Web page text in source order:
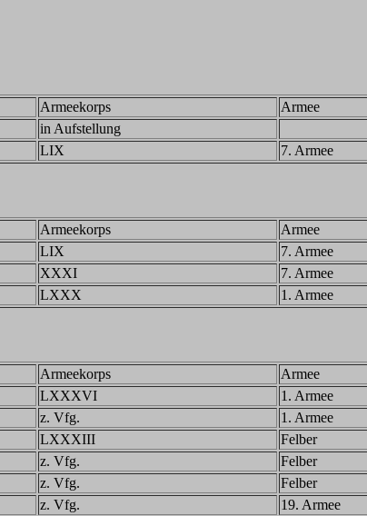
Armeekorps Armee
in Aufstellung
LIX 7. Armee
Armeekorps Armee
LIX 7. Armee
XXXI 7. Armee
LXXX 1. Armee
Armeekorps Armee
LXXXVI 1. Armee
z. Vfg. 1. Armee
LXXXIII Felber
z. Vfg. Felber
z. Vfg. Felber
z. Vfg. 19. Armee